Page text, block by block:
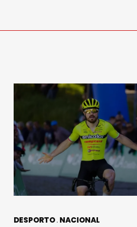
DESPORTO NACIONAL